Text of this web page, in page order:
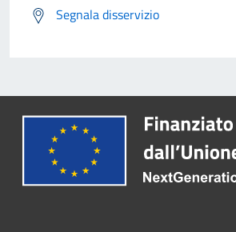
Segnala disservizio